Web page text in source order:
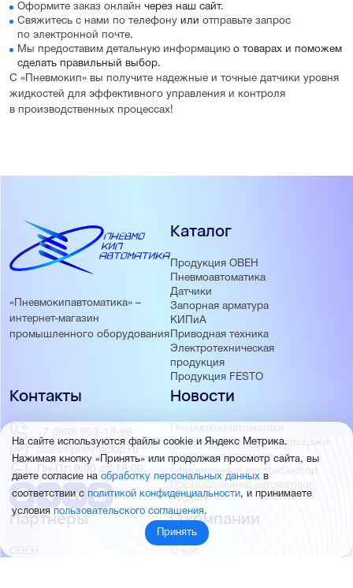
Оформите заказ онлайн через наш сайт.
Свяжитесь с нами по телефону или отправьте запрос
по электронной почте.
Мы предоставим детальную информацию о товарах и поможем
сделать правильный выбор.
С «Пневмокип» вы получите надежные и точные датчики уровня
жидкостей для эффективного управления и контроля
в производственных процессах!
«Пневмокипавтоматика» –
интернет-магазин
промышленного оборудования
Каталог
Продукция ОВЕН
Пневмоавтоматика
Датчики
Запорная арматура
КИПиА
Приводная техника
Электротехническая
продукция
Продукция FESTO
Новости
Пневмокипавтоматика
запустила розничные продажи
Пневмокипавтоматика –
официальный дистрибьютор
Промышленной автоматики
РИДАН
Партнёры
ОВЕН
О компании
О нас
Контакты
+7 (960) 953-19-99
sales@pnevmokip.ru
Пн-Пт: 9:00 до 18:00
На сайте используются файлы cookie и Яндекс Метрика.
Нажимая кнопку «Принять» или продолжая просмотр сайта, вы
даете согласие наобработку персональных данных в
соответствии с политикой конфиденциальности, и принимаете
условия пользовательского соглашения.
Принять